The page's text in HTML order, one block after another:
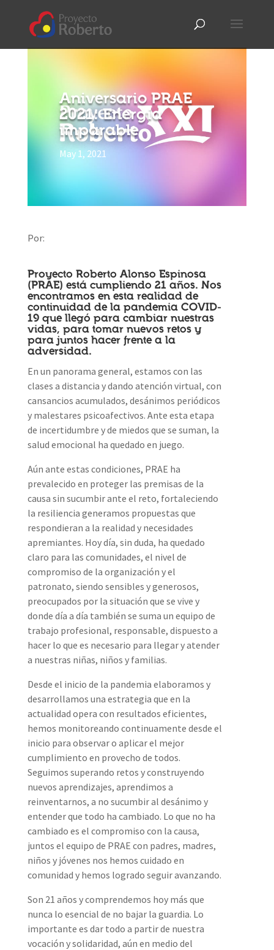
Aniversario PRAE
2021: Energía
imparable
May 1, 2021
Por:
Proyecto Roberto Alonso Espinosa
(PRAE) está cumpliendo 21 años. Nos
encontramos en esta realidad de
continuidad de la pandemia COVID-
19 que llegó para cambiar nuestras
vidas, para tomar nuevos retos y
para juntos hacer frente a la
adversidad.
En un panorama general, estamos con las
clases a distancia y dando atención virtual, con
cansancios acumulados, desánimos periódicos
y malestares psicoafectivos. Ante esta etapa
de incertidumbre y de miedos que se suman, la
salud emocional ha quedado en juego.
Aún ante estas condiciones, PRAE ha
prevalecido en proteger las premisas de la
causa sin sucumbir ante el reto, fortaleciendo
la resiliencia generamos propuestas que
respondieran a la realidad y necesidades
apremiantes. Hoy día, sin duda, ha quedado
claro para las comunidades, el nivel de
compromiso de la organización y el
patronato, siendo sensibles y generosos,
preocupados por la situación que se vive y
donde día a día también se suma un equipo de
trabajo profesional, responsable, dispuesto a
hacer lo que es necesario para llegar y atender
a nuestras niñas, niños y familias.
Desde el inicio de la pandemia elaboramos y
desarrollamos una estrategia que en la
actualidad opera con resultados eficientes,
hemos monitoreando continuamente desde el
inicio para observar o aplicar el mejor
cumplimiento en provecho de todos.
Seguimos superando retos y construyendo
nuevos aprendizajes, aprendimos a
reinventarnos, a no sucumbir al desánimo y
entender que todo ha cambiado. Lo que no ha
cambiado es el compromiso con la causa,
juntos el equipo de PRAE con padres, madres,
niños y jóvenes nos hemos cuidado en
comunidad y hemos logrado seguir avanzando.
Son 21 años y comprendemos hoy más que
nunca lo esencial de no bajar la guardia. Lo
importante es dar todo a partir de nuestra
vocación y solidaridad, aún en medio del